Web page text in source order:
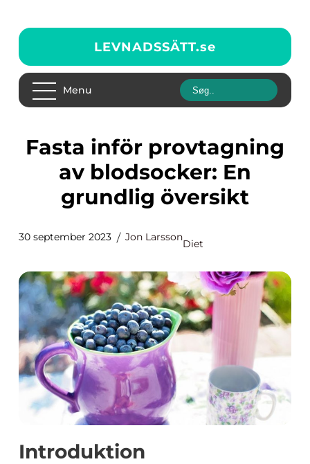
LEVNADSSÄTT.se
Menu
Fasta inför provtagning
av blodsocker: En
grundlig översikt
30 september 2023 Jon Larsson
Diet
Introduktion